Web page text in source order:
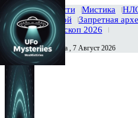
Главная Новости Мистика
Тайны вселенной
Запретная
История
Гороскоп 2026
Сегодня Пятница , 7 Август 2026